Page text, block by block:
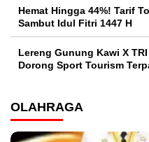
Hemat Hingga 44%! Tarif
Sambut Idul Fitri 1447 H
Lereng Gunung Kawi X
Dorong Sport Tourism
OLAHRAGA